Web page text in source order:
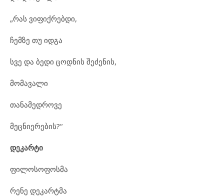
„რას ვიფიქრებდი,
ჩემზე თუ იდგა
სვე და ბედი ცოდნის შეძენის,
მომავალი
თანამედროვე
მეცნიერების?“
დეკარტი
ფილოსოფოსმა
რენე დეკარტმა